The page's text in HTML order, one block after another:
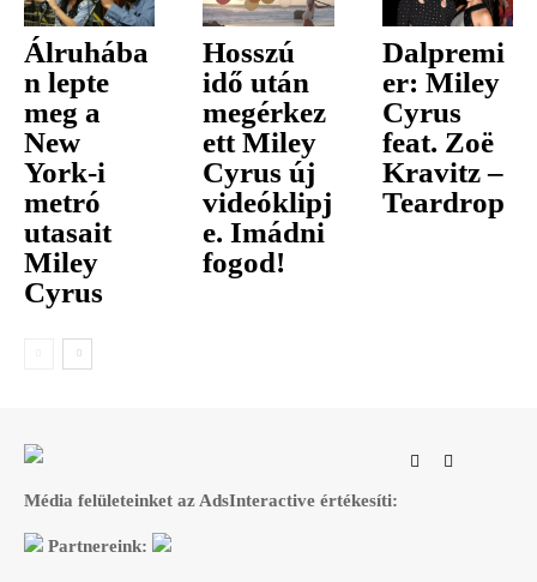
Álruhába
n lepte
meg a
New
York-i
metró
utasait
Miley
Cyrus
Hosszú
idő után
megérkez
ett Miley
Cyrus új
videóklipj
e. Imádni
fogod!
Dalpremi
er: Miley
Cyrus
feat. Zoë
Kravitz –
Teardrop
Média felületeinket az AdsInteractive értékesíti:
Partnereink: